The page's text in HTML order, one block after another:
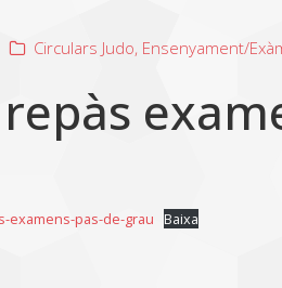
Circulars Judo, Ensenyament/
examens-pas-de-grau Baixa